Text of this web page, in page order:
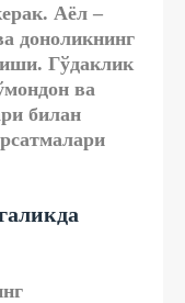
Aёл –
доноликнинг
Гўдаклик
ва
билан